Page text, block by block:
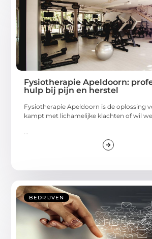
Fysiotherapie Apeldoorn:
hulp bij pijn en herstel
Fysiotherapie Apeldoorn is de oplossing
kampt met lichamelijke klachten of wil
...
BEDRIJVEN